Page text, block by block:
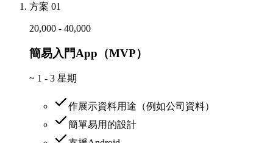
方案 01
20,000 - 40,000
簡易入門App（MVP）
~ 1 - 3 星期
作展示資料用途（例如公司資料）
簡單易用的設計